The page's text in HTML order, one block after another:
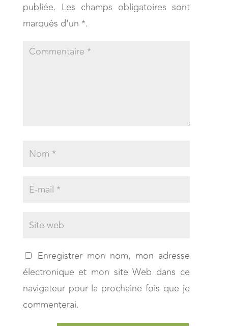
publiée. Les champs obligatoires sont
marqués d'un *.
Enregistrer mon nom, mon adresse
électronique et mon site Web dans ce
navigateur pour la prochaine fois que je
commenterai.